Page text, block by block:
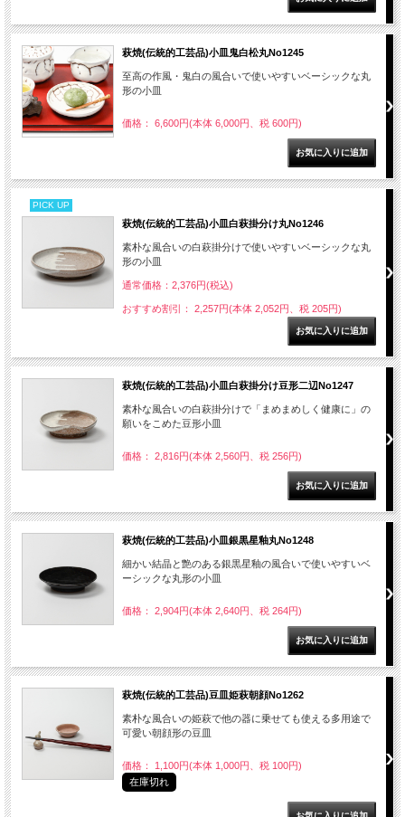
萩焼(伝統的工芸品)小皿鬼白松丸No1245
至高の作風・鬼白の風合いで使いやすいベーシックな丸
形の小皿
価格： 6,600円(本体 6,000円、税 600円)
PICK UP
萩焼(伝統的工芸品)小皿白萩掛分け丸No1246
素朴な風合いの白萩掛分けで使いやすいベーシックな丸
形の小皿
通常価格：2,376円(税込)
おすすめ割引： 2,257円(本体 2,052円、税 205円)
萩焼(伝統的工芸品)小皿白萩掛分け豆形二辺No1247
素朴な風合いの白萩掛分けで「まめまめしく健康に」の
願いをこめた豆形小皿
価格： 2,816円(本体 2,560円、税 256円)
萩焼(伝統的工芸品)小皿銀黒星釉丸No1248
細かい結晶と艶のある銀黒星釉の風合いで使いやすいベ
ーシックな丸形の小皿
価格： 2,904円(本体 2,640円、税 264円)
萩焼(伝統的工芸品)豆皿姫萩朝顔No1262
素朴な風合いの姫萩で他の器に乗せても使える多用途で
可愛い朝顔形の豆皿
価格： 1,100円(本体 1,000円、税 100円)
在庫切れ